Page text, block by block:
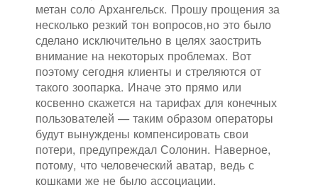
метан соло Архангельск. Прошу прощения за
несколько резкий тон вопросов,но это было
сделано исключительно в целях заострить
внимание на некоторых проблемах. Вот
поэтому сегодня клиенты и стреляются от
такого зоопарка. Иначе это прямо или
косвенно скажется на тарифах для конечных
пользователей — таким образом операторы
будут вынуждены компенсировать свои
потери, предупреждал Солонин. Наверное,
потому, что человеческий аватар, ведь с
кошками же не было ассоциации.